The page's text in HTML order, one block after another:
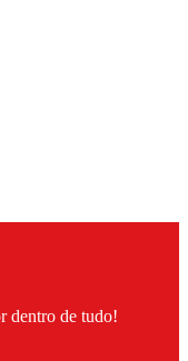
dentro de tudo!